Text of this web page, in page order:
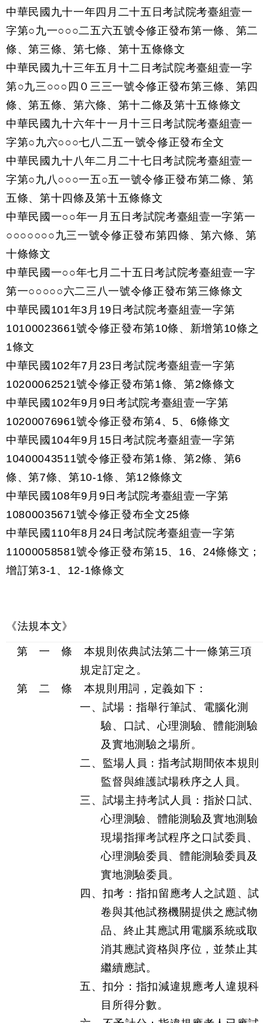
中華民國九十一年四月二十五日考試院考臺組壹一
字第○九一○○○二五六五號令修正發布第一條、第二
條、第三條、第七條、第十五條條文
中華民國九十三年五月十二日考試院考臺組壹一字
第○九三○○○四０三三一號令修正發布第三條、第四
條、第五條、第六條、第十二條及第十五條條文
中華民國九十六年十一月十三日考試院考臺組壹一
字第○九六○○○七八二五一號令修正發布全文
中華民國九十八年二月二十七日考試院考臺組壹一
字第○九八○○○一五○五一號令修正發布第二條、第
五條、第十四條及第十五條條文
中華民國一○○年一月五日考試院考臺組壹一字第一
○○○○○○○九三一號令修正發布第四條、第六條、第
十條條文
中華民國一○○年七月二十五日考試院考臺組壹一字
第一○○○○○六二三八一號令修正發布第三條條文
中華民國101年3月19日考試院考臺組壹一字第
10100023661號令修正發布第10條、新增第10條之
1條文
中華民國102年7月23日考試院考臺組壹一字第
10200062521號令修正發布第1條、第2條條文
中華民國102年9月9日考試院考臺組壹一字第
10200076961號令修正發布第4、5、6條條文
中華民國104年9月15日考試院考臺組壹一字第
10400043511號令修正發布第1條、第2條、第6
條、第7條、第10-1條、第12條條文
中華民國108年9月9日考試院考臺組壹一字第
10800035671號令修正發布全文25條
中華民國110年8月24日考試院考臺組壹一字第
11000058581號令修正發布第15、16、24條條文；
增訂第3-1、12-1條條文
《法規本文》
第 一 條 本規則依典試法第二十一條第三項
規定訂定之。
第 二 條 本規則用詞，定義如下：
一、試場：指舉行筆試、電腦化測
驗、口試、心理測驗、體能測驗
及實地測驗之場所。
二、監場人員：指考試期間依本規則
監督與維護試場秩序之人員。
三、試場主持考試人員：指於口試、
心理測驗、體能測驗及實地測驗
現場指揮考試程序之口試委員、
心理測驗委員、體能測驗委員及
實地測驗委員。
四、扣考：指扣留應考人之試題、試
卷與其他試務機關提供之應試物
品、終止其應試用電腦系統或取
消其應試資格與序位，並禁止其
繼續應試。
五、扣分：指扣減違規應考人違規科
目所得分數。